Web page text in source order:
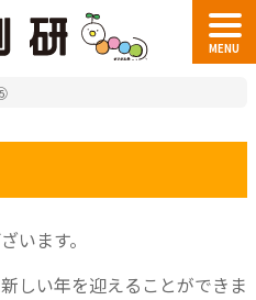
MENU
います。
しい年を迎えることができま